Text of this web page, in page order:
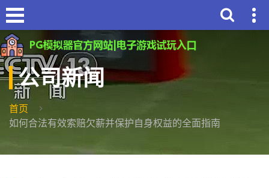
公司新闻
首页
如何合法有效索赔欠薪并保护自身权益的全面指南